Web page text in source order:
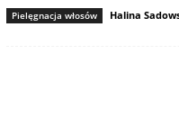
Pielęgnacja włosów Halina